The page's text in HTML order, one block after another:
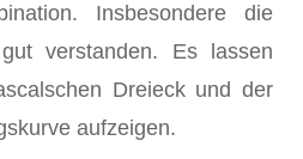
Insbesondere die
verstanden. Es lassen
Dreieck und der
aufzeigen.